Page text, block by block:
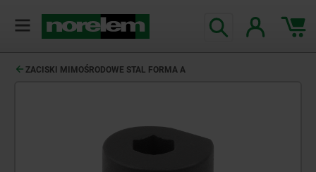
ZACISKI MIMOŚRODOWE STAL FORMA A